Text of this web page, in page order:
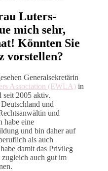
Luters-
mich sehr,
Könnten Sie
vorstellen?
Generalsekretärin
Association (EWLA) in
seit 2005 aktiv.
und
und
habe eine
und bin daher auf
als auch
damit das Privileg
auch gut im